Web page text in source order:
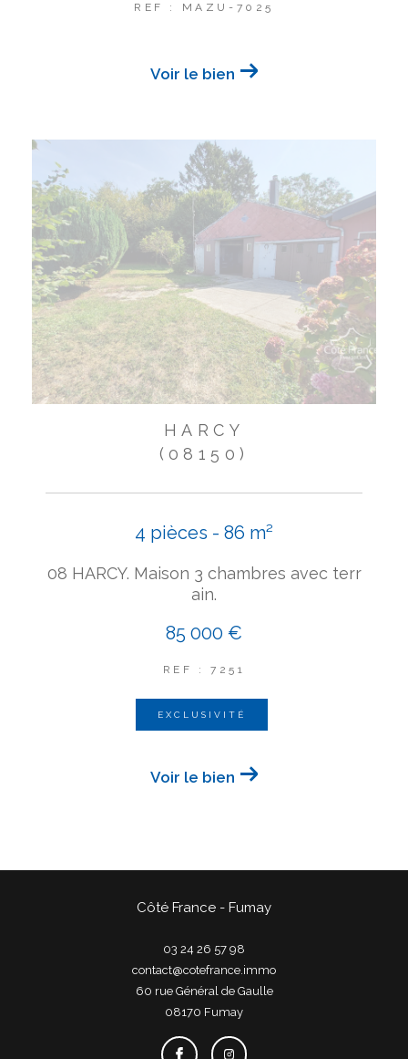
REF : MAZU-7025
Voir le bien
HARCY
(08150)
4 pièces - 86 m²
08 HARCY. Maison 3 chambres avec terr
ain.
85 000 €
REF : 7251
EXCLUSIVITÉ
Voir le bien
Côté France - Fumay
03 24 26 57 98
contact@cotefrance.immo
60 rue Général de Gaulle
08170
fumay